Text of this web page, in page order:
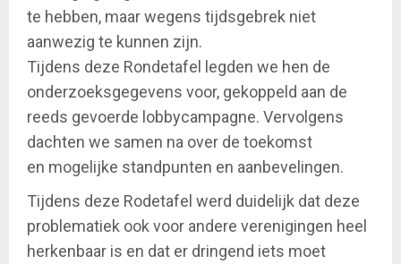
te hebben, maar wegens tijdsgebrek niet
aanwezig te kunnen zijn.
Tijdens deze Rondetafel legden we hen de
onderzoeksgegevens voor, gekoppeld aan de
reeds gevoerde lobbycampagne. Vervolgens
dachten we samen na over de toekomst
en mogelijke standpunten en aanbevelingen.
Tijdens deze Rodetafel werd duidelijk dat deze
problematiek ook voor andere verenigingen heel
herkenbaar is en dat er dringend iets moet